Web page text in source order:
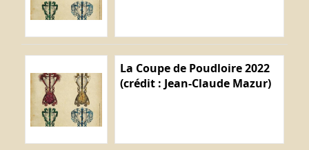
La Coupe de Poudloire 2022
(crédit : Jean-Claude Mazur)